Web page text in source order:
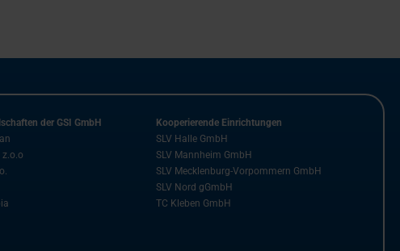
der GSI GmbH
z.o.o
Kooperierende Einrichtungen
SLV Halle GmbH
SLV Mannheim GmbH
SLV Mecklenburg-Vorpommern GmbH
SLV Nord gGmbH
TC Kleben GmbH